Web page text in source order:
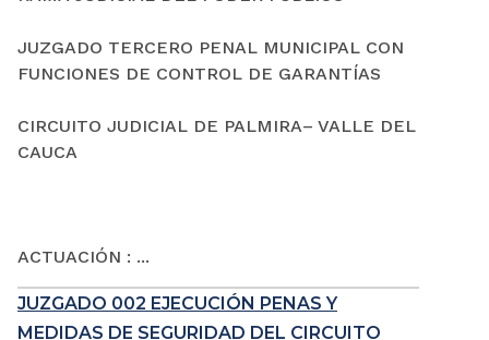
JUZGADO TERCERO PENAL MUNICIPAL CON
FUNCIONES DE CONTROL DE GARANTÍAS
CIRCUITO JUDICIAL DE PALMIRA– VALLE DEL
CAUCA
ACTUACIÓN : ...
JUZGADO 002 EJECUCIÓN PENAS Y
MEDIDAS DE SEGURIDAD DEL CIRCUITO